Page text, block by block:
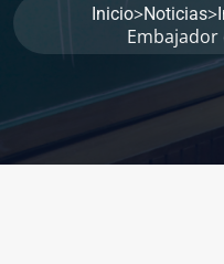
Inicio>Noticias>
Embajador